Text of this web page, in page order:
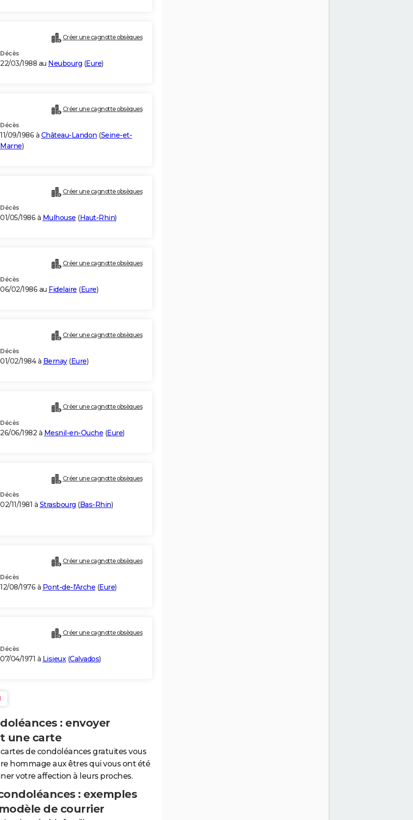
Créer une cagnotte obsèques
Décès
22/03/1988 au Neubourg (Eure)
Créer une cagnotte obsèques
Décès
11/09/1986 à Château-Landon (Seine-et-
Marne)
Créer une cagnotte obsèques
Décès
01/05/1986 à Mulhouse (Haut-Rhin)
Créer une cagnotte obsèques
Décès
06/02/1986 au Fidelaire (Eure)
Créer une cagnotte obsèques
Décès
01/02/1984 à Bernay(Eure)
Créer une cagnotte obsèques
Décès
26/06/1982 à Mesnil-en-Ouche (Eure)
Créer une cagnotte obsèques
Décès
02/11/1981 à Strasbourg (Bas-Rhin)
Créer une cagnotte obsèques
Décès
12/08/1976 à Pont-de-l'Arche (Eure)
Créer une cagnotte obsèques
Décès
07/04/1971 à Lisieux(Calvados)
: envoyer
une carte
de condoléances gratuites vous
hommage aux êtres qui vous ont été
votre affection à leurs proches.
: exemples
de courrier